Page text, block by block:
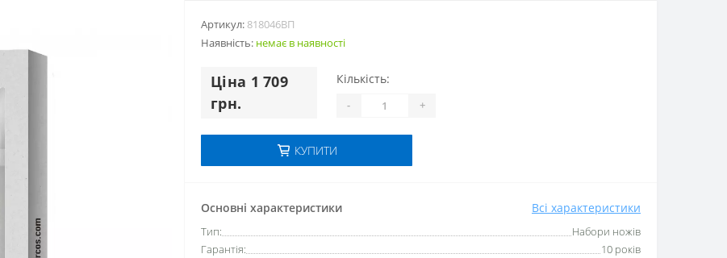
Артикул: 818046ВП
Наявність: немає в наявностi
Цiна 1 709
грн.
Кількість:
- +
КУПИТИ
Основні характеристики Всі характеристики
Тип:
Набори ножів
Гарантія:
10 років